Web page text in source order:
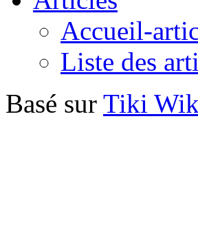
Accueil-
Liste des
Basé sur Tiki